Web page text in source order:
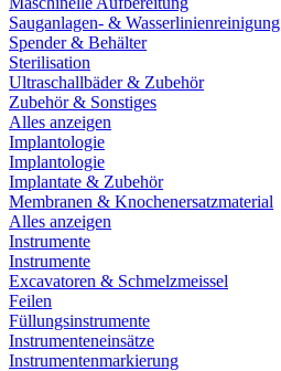
Sauganlagen- & Wasserlinienreinigung
Spender & Behälter
Sterilisation
Ultraschallbäder & Zubehör
Zubehör & Sonstiges
Alles anzeigen
Implantologie
Implantologie
Implantate & Zubehör
Membranen & Knochenersatzmaterial
Alles anzeigen
Instrumente
Instrumente
Excavatoren & Schmelzmeissel
Feilen
Füllungsinstrumente
Instrumenteneinsätze
Instrumentenmarkierung